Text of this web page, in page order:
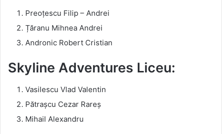
Preoțescu Filip – Andrei
Țăranu Mihnea Andrei
Andronic Robert Cristian
Skyline Adventures Liceu:
Vasilescu Vlad Valentin
Pătrașcu Cezar Rareș
Mihail Alexandru